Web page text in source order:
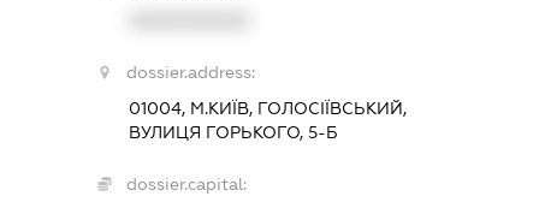
dossier.address:
01004, М.КИЇВ, ГОЛОСІЇВСЬКИЙ,
ВУЛИЦЯ ГОРЬКОГО, 5-Б
dossier.capital: